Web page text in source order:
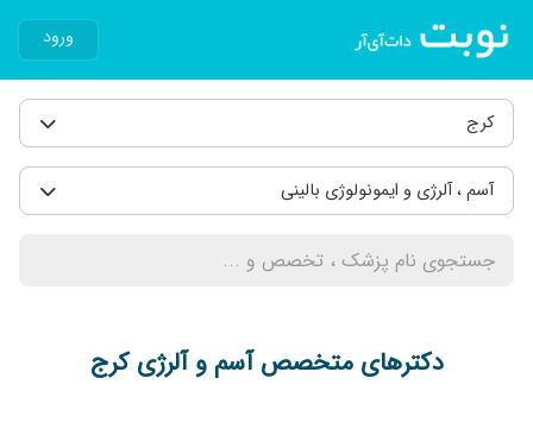
ورود
کرج
آسم ، آلرژی و ایمونولوژی بالینی
دکترهای متخصص آسم و آلرژی کرج